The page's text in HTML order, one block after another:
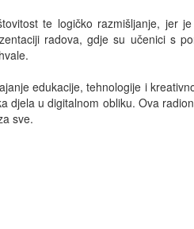
te logičko razmišljanje, jer
radova, gdje su učenici s
edukacije, tehnologije i
djela u digitalnom obliku. Ova
sve.